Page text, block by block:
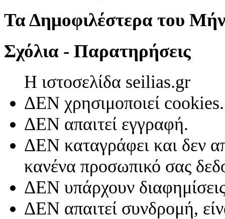
Τα Δημοφιλέστερα του
Σχόλια - Παρατηρήσεις
Η ιστοσελίδα seilias.gr
ΔΕΝ χρησιμοποιεί cookies.
ΔΕΝ απαιτεί εγγραφή.
ΔΕΝ καταγράφει και δεν
κανένα προσωπικό σας
ΔΕΝ υπάρχουν
ΔΕΝ απαιτεί συνδρομή,